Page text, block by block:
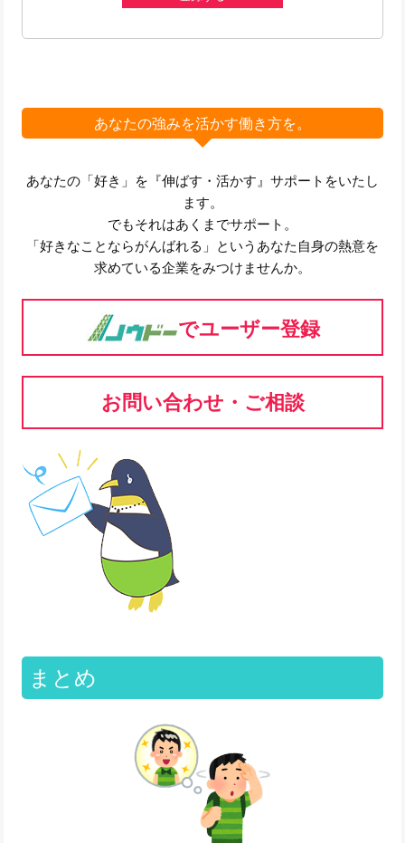
あなたの強みを活かす働き方を。
あなたの「好き」を『伸ばす・活かす』サポートをいたし
ます。
でもそれはあくまでサポート。
「好きなことならがんばれる」というあなた自身の熱意を
求めている企業をみつけませんか。
でユーザー登録
お問い合わせ・ご相談
まとめ